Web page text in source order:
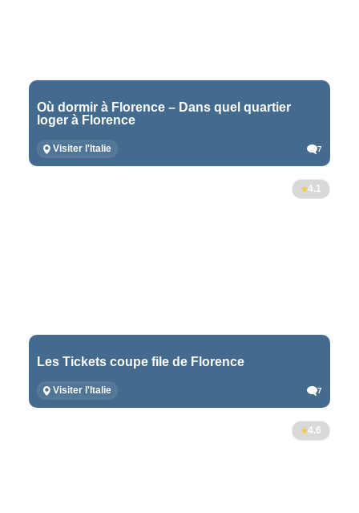
Où dormir à Florence – Dans quel quartier
loger à Florence
Visiter l'Italie 7
4.1
Les Tickets coupe file de Florence
Visiter l'Italie 7
4.6